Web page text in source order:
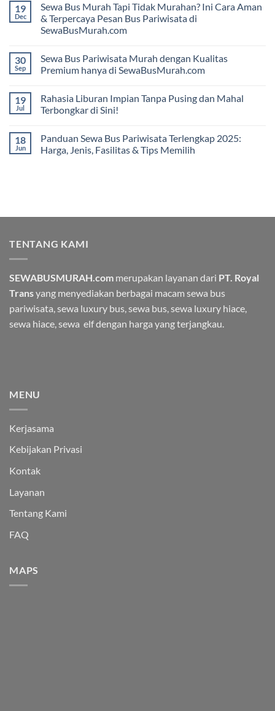
19
Dec
Sewa Bus Murah Tapi Tidak Murahan? Ini Cara Aman
& Terpercaya Pesan Bus Pariwisata di
SewaBusMurah.com
30
Sep
Sewa Bus Pariwisata Murah dengan Kualitas
Premium hanya di SewaBusMurah.com
19
Jul
Rahasia Liburan Impian Tanpa Pusing dan Mahal
Terbongkar di Sini!
18
Jun
Panduan Sewa Bus Pariwisata Terlengkap 2025:
Harga, Jenis, Fasilitas & Tips Memilih
TENTANG KAMI
SEWABUSMURAH.com merupakan layanan dari PT. Royal
Transyang menyediakan berbagai macam sewa bus
pariwisata , sewa luxury bus, sewa bus, sewa luxury hiace,
sewa hiace, sewa elf dengan harga yang terjangkau.
MENU
Kerjasama
Kebijakan Privasi
Kontak
Layanan
Tentang Kami
FAQ
MAPS